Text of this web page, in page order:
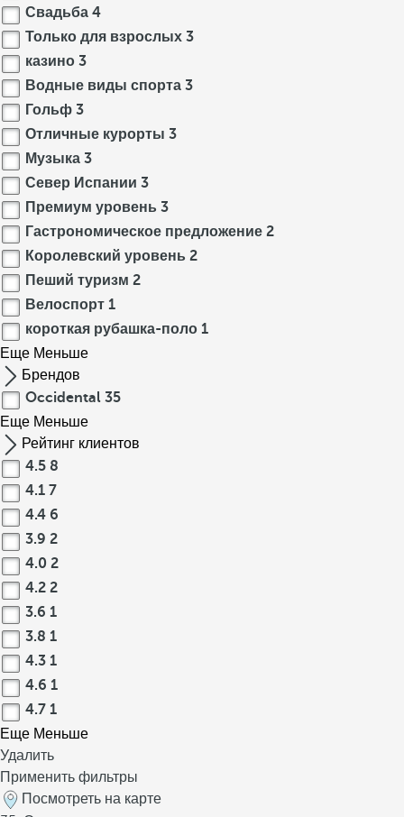
Свадьба 4
Только для взрослых 3
казино 3
Водные виды спорта 3
Гольф 3
Отличные курорты 3
Музыка 3
Север Испании 3
Премиум уровень 3
Гастрономическое предложение 2
Королевский уровень 2
Пеший туризм 2
Велоспорт 1
короткая рубашка-поло 1
Еще Меньше
Брендов
Occidental 35
Еще Меньше
Рейтинг клиентов
4.5 8
4.1 7
4.4 6
3.9 2
4.0 2
4.2 2
3.6 1
3.8 1
4.3 1
4.6 1
4.7 1
Еще Меньше
Удалить
Применить фильтры
Посмотреть на карте